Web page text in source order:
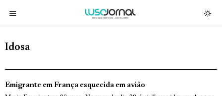
Idosa
Emigrante em França esquecida em avião